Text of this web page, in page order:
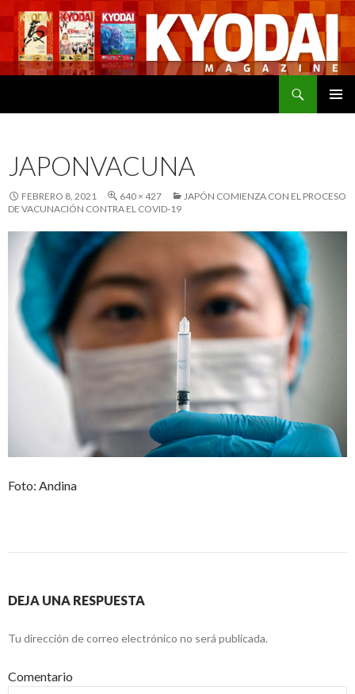
JAPONVACUNA
FEBRERO 8, 2021 640 × 427
JAPÓN COMIENZA CON EL PROCESO
DE VACUNACIÓN CONTRA EL COVID-19
Foto: Andina
DEJA UNA RESPUESTA
Tu dirección de correo electrónico no será publicada.
Comentario